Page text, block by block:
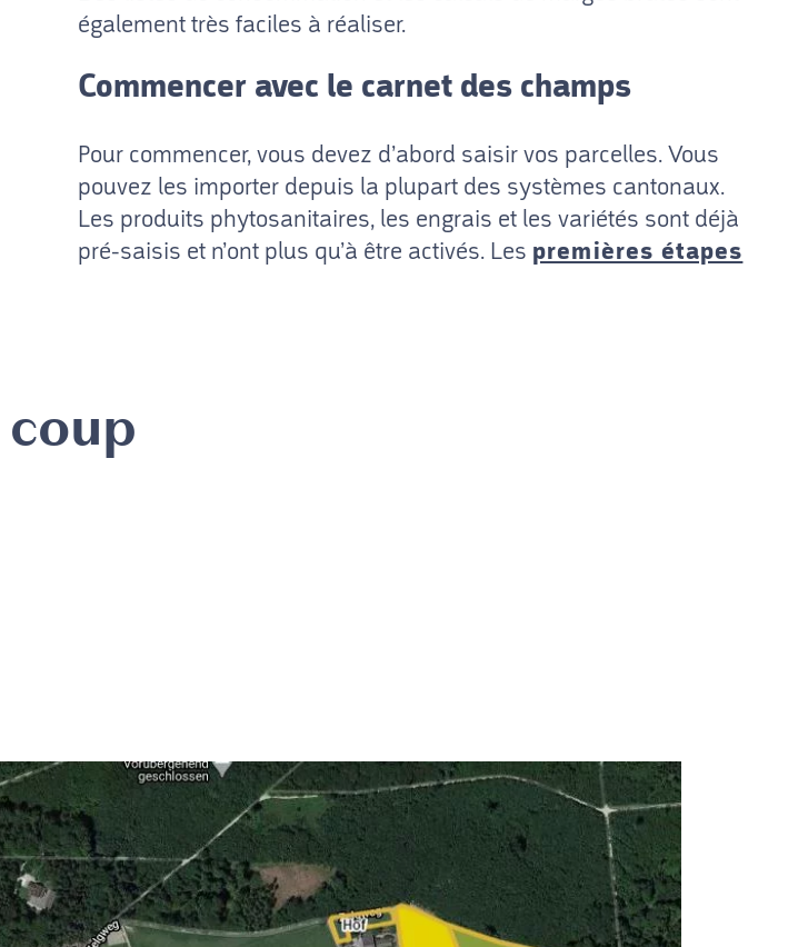
également très faciles à réaliser.
Commencer avec le carnet des champs
Pour commencer, vous devez d’abord saisir vos parcelles. Vous
pouvez les importer depuis la plupart des systèmes cantonaux.
Les produits phytosanitaires, les engrais et les variétés sont déjà
pré-saisis et n’ont plus qu’à être activés. Les premières étapes
coup